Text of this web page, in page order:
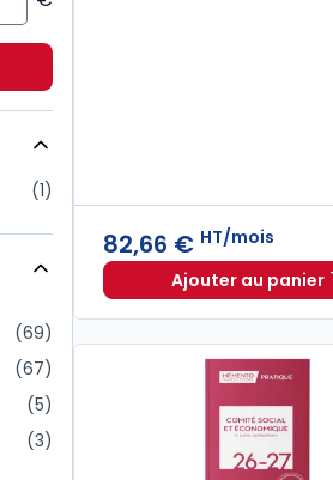
8
1
69
67
5
3
82,66 € HT/mois
Ajouter au panier
Guide